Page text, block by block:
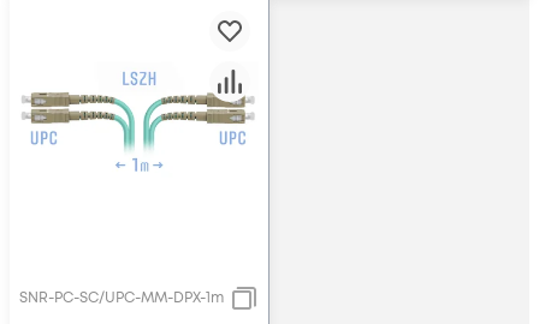
SNR-PC-SC/UPC-MM-DPX-1m